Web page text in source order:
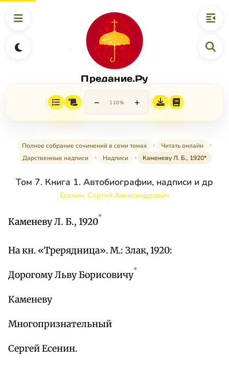
Предание.Ру
− 110% +
Полное собрание сочинений в семи томах
Читать онлайн
Дарственные надписи
Надписи Каменеву Л. Б., 1920*
Том 7. Книга 1. Автобиографии, надписи и др
Есенин, Сергей Александрович
Каменеву Л. Б., 1920*
На кн. «Трерядница». М.: Злак, 1920:
Дорогому Льву Борисовичу*
Каменеву
Многопризнательный
Сергей Есенин.